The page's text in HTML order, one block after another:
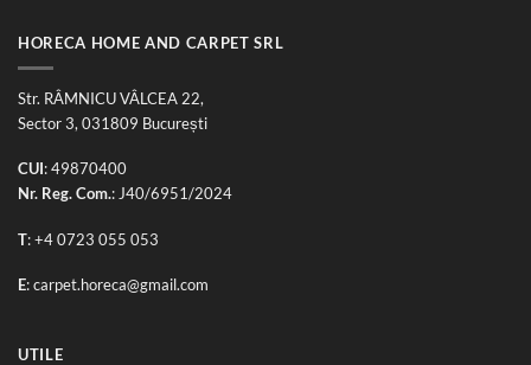
HORECA HOME AND CARPET SRL
Str. RÂMNICU VÂLCEA 22,
Sector 3, 031809 București
CUI: 49870400
Nr. Reg. Com.: J40/6951/2024
T:+4 0723 055 053
E:carpet.horeca@gmail.com
UTILE